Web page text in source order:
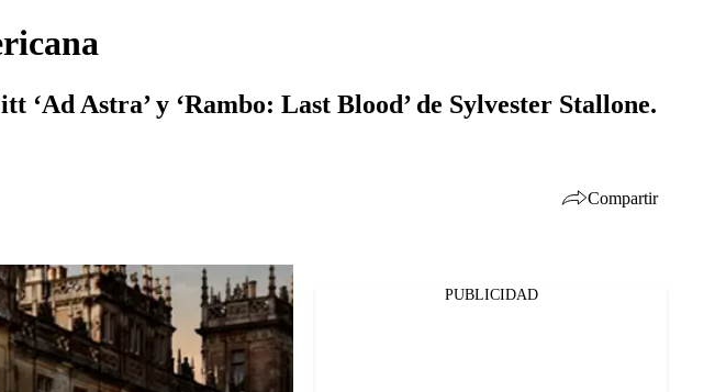
Astra’ y ‘Rambo: Last Blood’ de Sylvester Stallone.
Compartir
Facebook
Twitter
PUBLICIDAD